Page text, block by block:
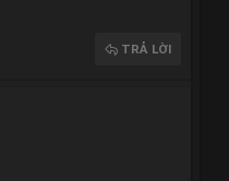
TRẢ LỜI